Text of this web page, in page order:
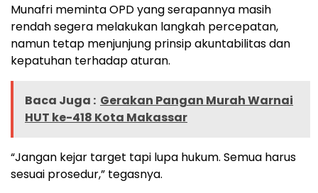
Munafri meminta OPD yang serapannya masih
rendah segera melakukan langkah percepatan,
namun tetap menjunjung prinsip akuntabilitas dan
kepatuhan terhadap aturan.
Baca Juga : Gerakan Pangan Murah Warnai
HUT ke-418 Kota Makassar
“Jangan kejar target tapi lupa hukum. Semua harus
sesuai prosedur,” tegasnya.